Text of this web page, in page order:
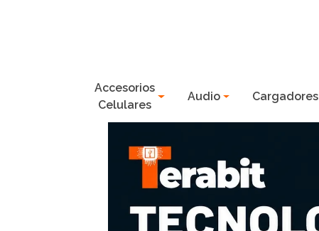
Accesorios
Celulares
Audio Cargadores